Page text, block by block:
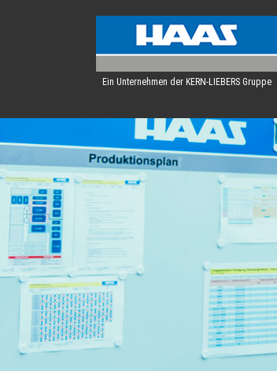
Ein Unternehmen der KERN-LIEBERS Gruppe